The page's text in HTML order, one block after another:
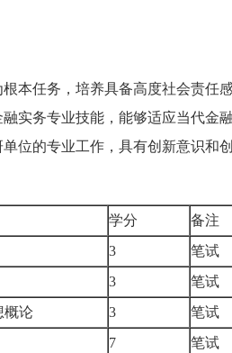
本任务，培养具备高度社会责任
实务专业技能，能够适应当代金
位的专业工作，具有创新意识和
学分
备注
3
笔试
3
笔试
概论 3
笔试
7
笔试